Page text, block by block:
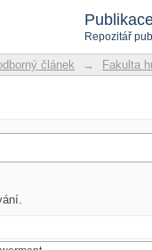
Repozitář
článek → Fakulta